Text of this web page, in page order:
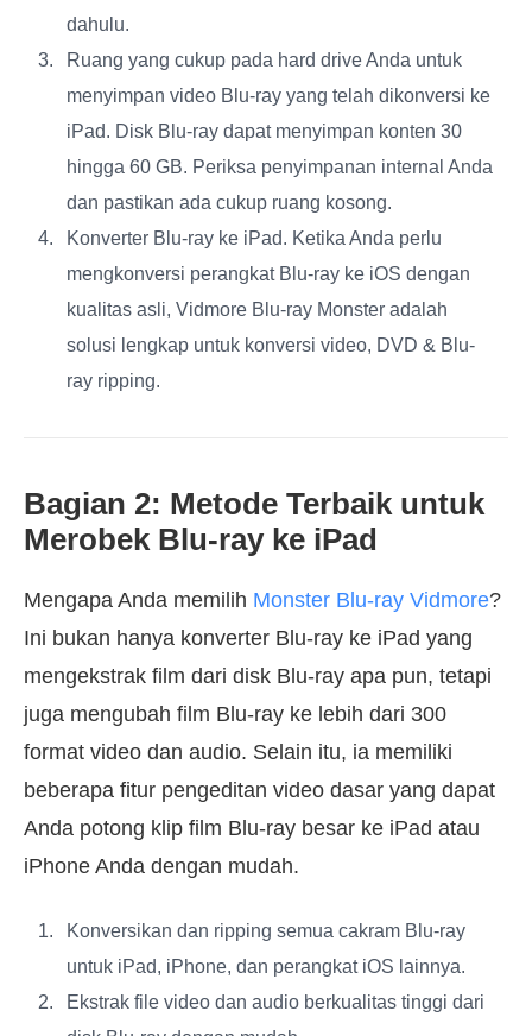
dahulu.
Ruang yang cukup pada hard drive Anda untuk
menyimpan video Blu-ray yang telah dikonversi ke
iPad. Disk Blu-ray dapat menyimpan konten 30
hingga 60 GB. Periksa penyimpanan internal Anda
dan pastikan ada cukup ruang kosong.
Konverter Blu-ray ke iPad. Ketika Anda perlu
mengkonversi perangkat Blu-ray ke iOS dengan
kualitas asli, Vidmore Blu-ray Monster adalah
solusi lengkap untuk konversi video, DVD & Blu-
ray ripping.
Bagian 2: Metode Terbaik untuk
Merobek Blu-ray ke iPad
Mengapa Anda memilih Monster Blu-ray Vidmore?
Ini bukan hanya konverter Blu-ray ke iPad yang
mengekstrak film dari disk Blu-ray apa pun, tetapi
juga mengubah film Blu-ray ke lebih dari 300
format video dan audio. Selain itu, ia memiliki
beberapa fitur pengeditan video dasar yang dapat
Anda potong klip film Blu-ray besar ke iPad atau
iPhone Anda dengan mudah.
Konversikan dan ripping semua cakram Blu-ray
untuk iPad, iPhone, dan perangkat iOS lainnya.
Ekstrak file video dan audio berkualitas tinggi dari